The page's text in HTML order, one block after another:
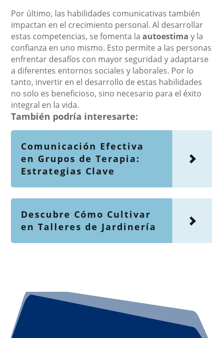
Por último, las habilidades comunicativas también
impactan en el crecimiento personal. Al desarrollar
estas competencias, se fomenta laautoestima y la
confianza en uno mismo. Esto permite a las personas
enfrentar desafíos con mayor seguridad y adaptarse
a diferentes entornos sociales y laborales. Por lo
tanto, invertir en el desarrollo de estas habilidades
no solo es beneficioso, sino necesario para el éxito
integral en la vida.
También podría interesarte:
Comunicación Efectiva
en Grupos de Terapia:
Estrategias Clave
Descubre Cómo Cultivar
en Talleres de Jardinería